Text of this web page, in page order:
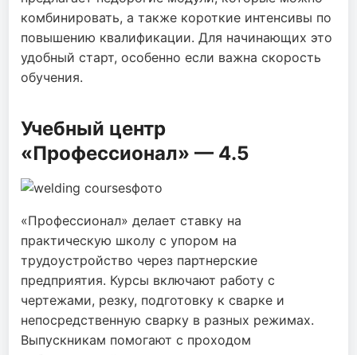
комбинировать, а также короткие интенсивы по
повышению квалификации. Для начинающих это
удобный старт, особенно если важна скорость
обучения.
Учебный центр
«Профессионал» — 4.5
«Профессионал» делает ставку на
практическую школу с упором на
трудоустройство через партнерские
предприятия. Курсы включают работу с
чертежами, резку, подготовку к сварке и
непосредственную сварку в разных режимах.
Выпускникам помогают с проходом